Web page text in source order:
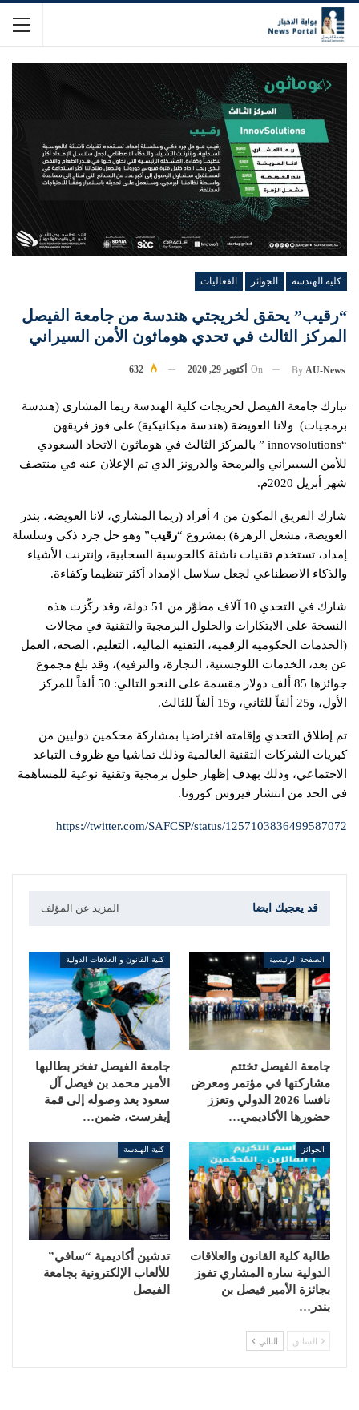
كلية الهندسة الجوائز الفعاليات
“رقيب” يحقق لخريجتي هندسة من جامعة الفيصل
المركز الثالث في تحدي هوماثون الأمن السيراني
By AU-News
On أكتوبر 29, 2020 632
تبارك جامعة الفيصل لخريجات كلية الهندسة ريما المشاري (هندسة
برمجيات) ولانا العويضة (هندسة ميكانيكية) على فوز فريقهن
“innovsolutions ” بالمركز الثالث في هوماثون الاتحاد السعودي
للأمن السيبراني والبرمجة والدرونز الذي تم الإعلان عنه في منتصف
شهر أبريل 2020م.
شارك الفريق المكون من 4 أفراد (ريما المشاري، لانا العويضة، بندر
العويضة، مشعل الزهرة) بمشروع “رقيب” وهو حل جرد ذكي وسلسلة
إمداد، تستخدم تقنيات ناشئة كالحوسبة السحابية، وإنترنت الأشياء
والذكاء الاصطناعي لجعل سلاسل الإمداد أكثر تنظيما وكفاءة.
شارك في التحدي 10 آلاف مطوّر من 51 دولة، وقد ركّزت هذه
النسخة على الابتكارات والحلول البرمجية والتقنية في مجالات
(الخدمات الحكومية الرقمية، التقنية المالية، التعليم، الصحة، العمل
عن بعد، الخدمات اللوجستية، التجارة، والترفيه)، وقد بلغ مجموع
جوائزها 85 ألف دولار مقسمة على النحو التالي: 50 ألفاً للمركز
الأول، و25 ألفاً للثاني، و15 ألفاً للثالث.
تم إطلاق التحدي وإقامته افتراضيا بمشاركة محكمين دوليين من
كبريات الشركات التقنية العالمية وذلك تماشيا مع ظروف التباعد
الاجتماعي، وذلك بهدف إظهار حلول برمجية وتقنية نوعية للمساهمة
في الحد من انتشار فيروس كورونا.
https://twitter.com/SAFCSP/status/1257103836499587072
قد يعجبك ايضا المزيد عن المؤلف
الصفحة الرئيسية
جامعة الفيصل تختتم
مشاركتها في مؤتمر ومعرض
نافسا 2026 الدولي وتعزز
حضورها الأكاديمي…
كلية القانون و العلاقات الدولية
جامعة الفيصل تفخر بطالبها
الأمير محمد بن فيصل آل
سعود بعد وصوله إلى قمة
إيفرست، ضمن…
الجوائز
طالبة كلية القانون والعلاقات
الدولية ساره المشاري تفوز
بجائزة الأمير فيصل بن
بندر…
كلية الهندسة
تدشين أكاديمية “سافي”
للألعاب الإلكترونية بجامعة
الفيصل
السابق التالي